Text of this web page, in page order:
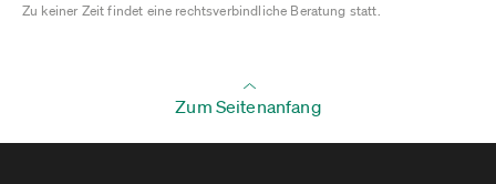
Zu keiner Zeit findet eine rechtsverbindliche Beratung statt.
Zum Seitenanfang